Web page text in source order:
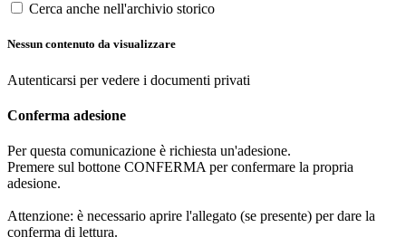
Cerca anche nell'archivio storico
Nessun contenuto da visualizzare
Autenticarsi per vedere i documenti privati
Conferma adesione
Per questa comunicazione è richiesta un'adesione.
Premere sul bottone CONFERMA per confermare la propria
adesione.
Attenzione: è necessario aprire l'allegato (se presente) per dare la
conferma di lettura.